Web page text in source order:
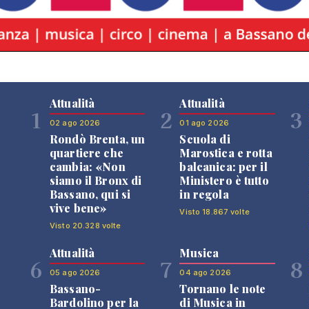
1
Attualità
02 ago 2026
Rondò Brenta, un
quartiere che
cambia: «Non
siamo il Bronx di
Bassano, qui si
vive bene»
Visto 20.328 volte
2
Attualità
01 ago 2026
Scuola di
Marostica e rotta
balcanica: per il
Ministero è tutto
in regola
Visto 18.867 volte
3
6
Attualità
05 ago 2026
Bassano-
Bardolino per la
7
Musica
04 ago 2026
Tornano le note
di Musica in
8